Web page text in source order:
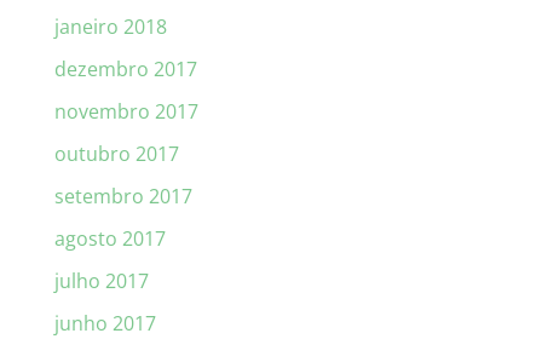
janeiro 2018
dezembro 2017
novembro 2017
outubro 2017
setembro 2017
agosto 2017
julho 2017
junho 2017